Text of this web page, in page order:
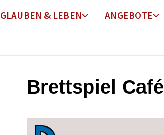
GLAUBEN & LEBEN ANGEBOTE
Brettspiel Café